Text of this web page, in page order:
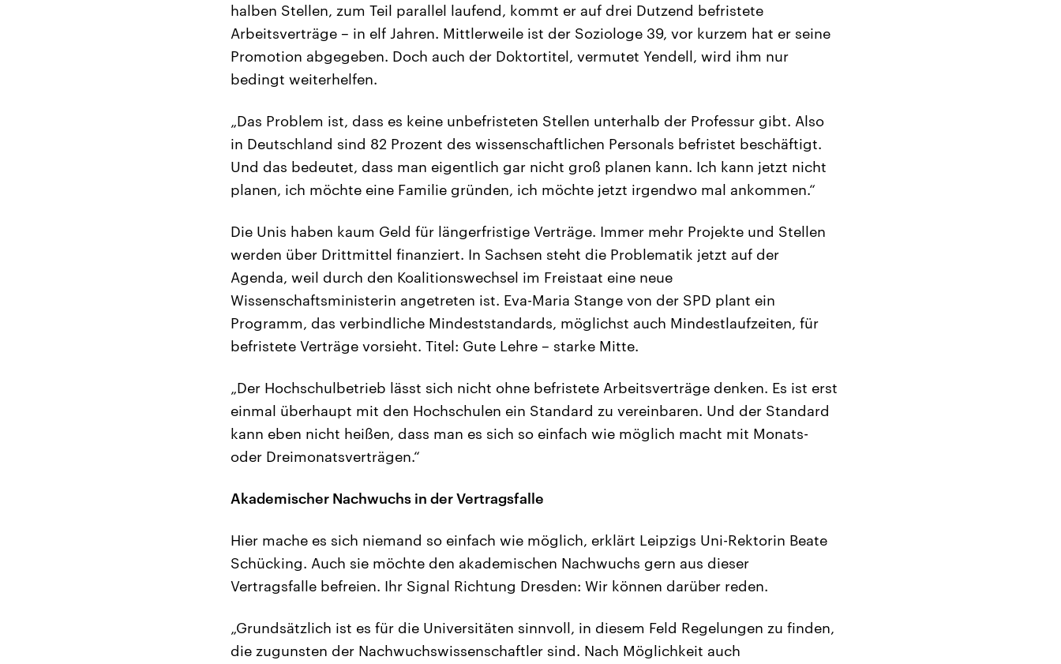
halben Stellen, zum Teil parallel laufend, kommt er auf drei Dutzend befristete
Arbeitsverträge – in elf Jahren. Mittlerweile ist der Soziologe 39, vor kurzem hat er seine
Promotion abgegeben. Doch auch der Doktortitel, vermutet Yendell, wird ihm nur
bedingt weiterhelfen.
„Das Problem ist, dass es keine unbefristeten Stellen unterhalb der Professur gibt. Also
in Deutschland sind 82 Prozent des wissenschaftlichen Personals befristet beschäftigt.
Und das bedeutet, dass man eigentlich gar nicht groß planen kann. Ich kann jetzt nicht
planen, ich möchte eine Familie gründen, ich möchte jetzt irgendwo mal ankommen.“
Die Unis haben kaum Geld für längerfristige Verträge. Immer mehr Projekte und Stellen
werden über Drittmittel finanziert. In Sachsen steht die Problematik jetzt auf der
Agenda, weil durch den Koalitionswechsel im Freistaat eine neue
Wissenschaftsministerin angetreten ist. Eva-Maria Stange von der SPD plant ein
Programm, das verbindliche Mindeststandards, möglichst auch Mindestlaufzeiten, für
befristete Verträge vorsieht. Titel: Gute Lehre – starke Mitte.
„Der Hochschulbetrieb lässt sich nicht ohne befristete Arbeitsverträge denken. Es ist erst
einmal überhaupt mit den Hochschulen ein Standard zu vereinbaren. Und der Standard
kann eben nicht heißen, dass man es sich so einfach wie möglich macht mit Monats-
oder Dreimonatsverträgen.“
Akademischer Nachwuchs in der Vertragsfalle
Hier mache es sich niemand so einfach wie möglich, erklärt Leipzigs Uni-Rektorin Beate
Schücking. Auch sie möchte den akademischen Nachwuchs gern aus dieser
Vertragsfalle befreien. Ihr Signal Richtung Dresden: Wir können darüber reden.
„Grundsätzlich ist es für die Universitäten sinnvoll, in diesem Feld Regelungen zu finden,
die zugunsten der Nachwuchswissenschaftler sind. Nach Möglichkeit auch